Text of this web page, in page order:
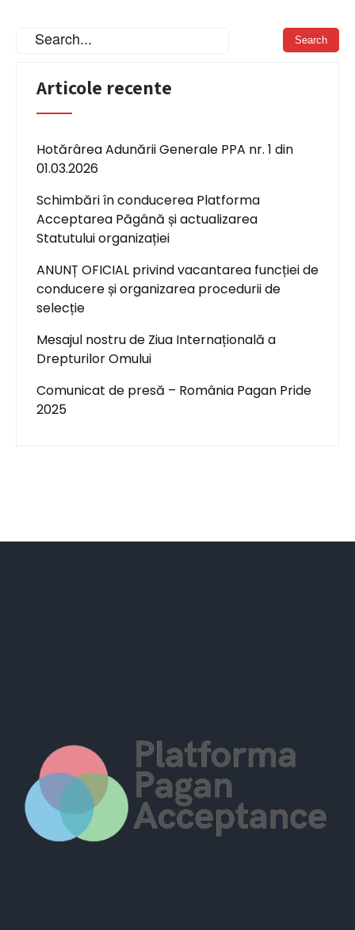
Articole recente
Hotărârea Adunării Generale PPA nr. 1 din
01.03.2026
Schimbări în conducerea Platforma
Acceptarea Păgână și actualizarea
Statutului organizației
ANUNȚ OFICIAL privind vacantarea funcției de
conducere și organizarea procedurii de
selecție
Mesajul nostru de Ziua Internațională a
Drepturilor Omului
Comunicat de presă – România Pagan Pride
2025